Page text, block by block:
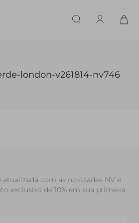
london-v261814-nv746
com as novidades NV e
exclusivo de 10% em sua primeira